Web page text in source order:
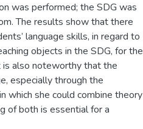
was performed; the SDG was
The results show that there
language skills, in regard to
objects in the SDG, for the
also noteworthy that the
especially through the
which she could combine theory
of both is essential for a